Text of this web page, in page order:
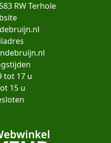
RW Terhole
tot 17 u
15 u